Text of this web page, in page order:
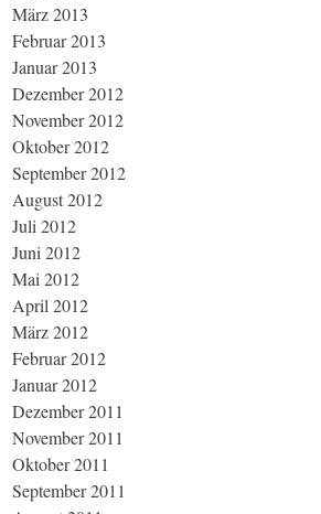
März 2013
Februar 2013
Januar 2013
Dezember 2012
November 2012
Oktober 2012
September 2012
August 2012
Juli 2012
Juni 2012
Mai 2012
April 2012
März 2012
Februar 2012
Januar 2012
Dezember 2011
November 2011
Oktober 2011
September 2011